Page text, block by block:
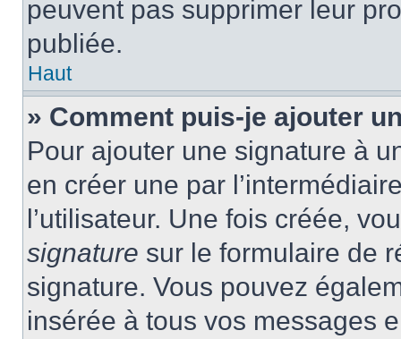
peuvent pas supprimer leur
publiée.
Haut
» Comment puis-je ajouter
Pour ajouter une signature à
en créer une par
l’utilisateur. Une fois créée,
signature sur le formulaire de
signature. Vous pouvez
insérée à tous vos messages